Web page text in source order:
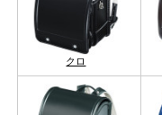
クロ